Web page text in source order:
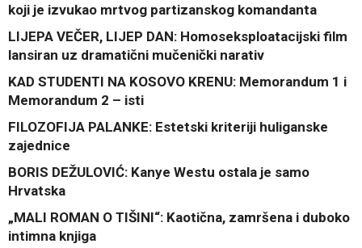
koji je izvukao mrtvog partizanskog komandanta
LIJEPA VEČER, LIJEP DAN: Homoseksploatacijski film
lansiran uz dramatični mučenički narativ
KAD STUDENTI NA KOSOVO KRENU: Memorandum 1 i
Memorandum 2 – isti
FILOZOFIJA PALANKE: Estetski kriteriji huliganske
zajednice
BORIS DEŽULOVIĆ: Kanye Westu ostala je samo
Hrvatska
„MALI ROMAN O TIŠINI“: Kaotična, zamršena i duboko
intimna knjiga